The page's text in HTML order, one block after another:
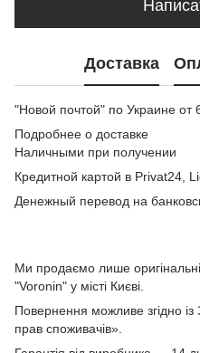
Доставка
"Новой почтой" по Украине от
Подробнее о доставке
Наличными при получении
Кредитной картой в Privat24,
Денежный перевод на
Ми продаємо лише
"Voronin" у місті Києві.
Повернення можливе згідно
прав споживачів».